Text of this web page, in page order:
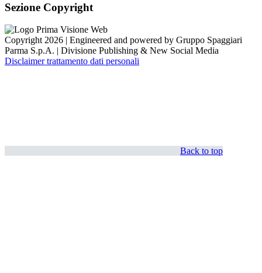
Sezione Copyright
Copyright 2026 | Engineered and powered by Gruppo Spaggiari
Parma S.p.A. | Divisione Publishing & New Social Media
Disclaimer trattamento dati personali
Back to top